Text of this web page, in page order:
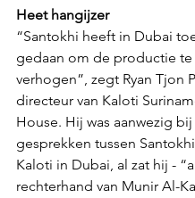
Heet hangijzer
“Santokhi heeft in Dubai
gedaan om de productie te
verhogen”, zegt Ryan Tjon
directeur van Kaloti
House. Hij was aanwezig
gesprekken tussen
Kaloti in Dubai, al zat hij -
rechterhand van Munir Al-